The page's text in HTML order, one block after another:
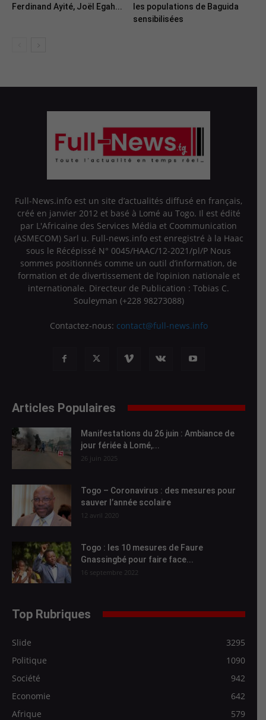
Ferdinand Ayité, Joël Egah...
les populations de Baguida
sensibilisées
Full-News.info est un site d’actualités diffusé en français,
créé en janvier 2012 et basé à Lomé au Togo. Il est édité
par L'Africaine des Services Média et Coommunication
(ASMECOM) Sarl u. Full-news.info est enregistré à la Haac
sous le Récépissé N° 0045/HAAC/12-2021/pl/P Nous
sommes positionnés comme un outil d’information, de
formation et de divertissement de l’opinion nationale et
internationale. Directeur de Publication : Tobias C.
Souleyman (+228 98273088)
Contactez-nous: contact@full-news.info
Articles Populaires
Manifestations du 26 juin : Ambiance de
jour fériée à Lomé,...
26 juin 2025
Togo – Coronavirus : des mesures pour
sauver l’année scolaire
12 avril 2020
Togo : les 10 mesures de Faure
Gnassingbé pour faire face...
16 septembre 2022
Top Rubriques
Slide
3295
Politique
1090
Société
942
Economie
642
Afrique
579